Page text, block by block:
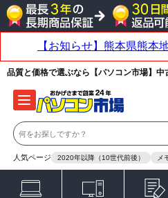
品質と価格で選ぶなら【パソコン市場】中
人気ページ 2020年以降（10世代前後） メ